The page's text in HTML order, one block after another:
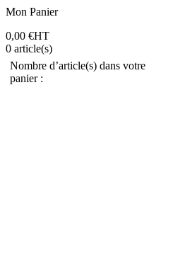
Mon Panier
0,00 €HT
0 article(s)
Nombre d’article(s) dans votre
panier :